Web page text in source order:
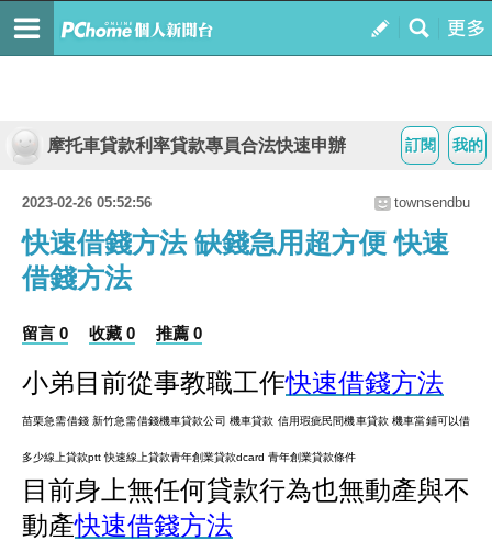
我的
訂閱
摩托車貸款利率貸款專員合法快速申辦
2023-02-26 05:52:56 townsendbu
快速借錢方法 缺錢急用超方便 快速
借錢方法
留言 0 收藏 0 推薦 0
小弟目前從事教職工作快速借錢方法
苗栗急需借錢 新竹急需借錢機車貸款公司 機車貸款 信用瑕疵民間機車貸款 機車當鋪可以借
多少線上貸款ptt 快速線上貸款青年創業貸款dcard 青年創業貸款條件
目前身上無任何貸款行為也無動產與不
動產快速借錢方法